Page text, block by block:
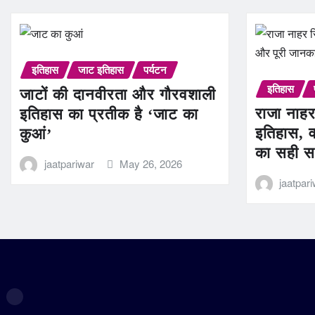
इतिहास जाट इतिहास पर्यटन
जाटों की दानवीरता और गौरवशाली
इतिहास का प्रतीक है ‘जाट का
कुआं’
jaatpariwar May 26, 2026
इतिहास
राजा
इतिहास,
का सही